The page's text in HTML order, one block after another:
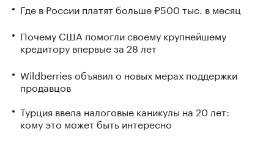
Где в России платят больше ₽500 тыс. в месяц
Почему США помогли своему крупнейшему
кредитору впервые за 28 лет
Wildberries объявил о новых мерах поддержки
продавцов
Турция ввела налоговые каникулы на 20 лет:
кому это может быть интересно